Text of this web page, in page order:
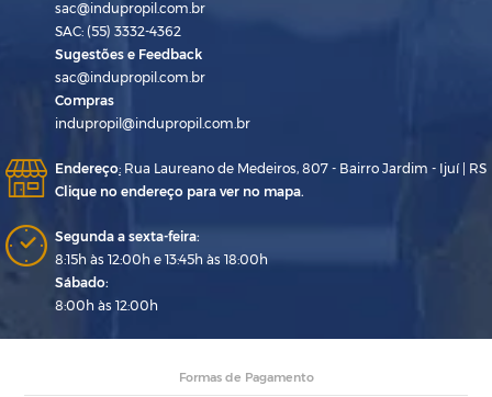
sac@indupropil.com.br
SAC: (55) 3332-4362
Sugestões e Feedback
sac@indupropil.com.br
Compras
indupropil@indupropil.com.br
Endereço: Rua Laureano de Medeiros, 807 - Bairro Jardim - Ijuí | RS
Clique no endereço para ver no mapa.
Segunda a sexta-feira:
8:15h às 12:00h e 13:45h às 18:00h
Sábado:
8:00h às 12:00h
Formas de Pagamento